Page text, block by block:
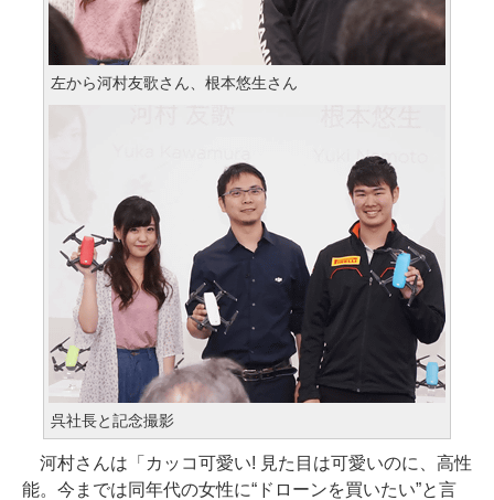
左から河村友歌さん、根本悠生さん
呉社長と記念撮影
河村さんは「カッコ可愛い! 見た目は可愛いのに、高性
能。今までは同年代の女性に“ドローンを買いたい”と言